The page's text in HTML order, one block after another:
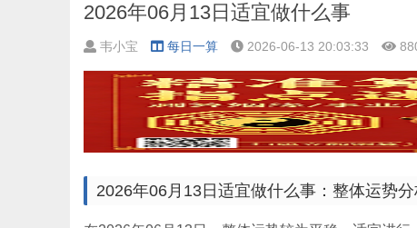
2026年06月13日适宜做什么事
韦小宝 每日一算 2026-06-13 20:03:33
2026年06月13日适宜做什么事：整体运势